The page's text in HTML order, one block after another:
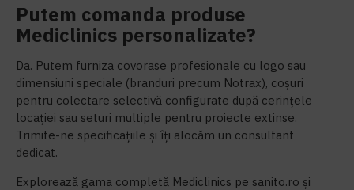
Putem comanda produse
Mediclinics personalizate?
Da. Putem furniza covorase profesionale cu logo sau
dimensiuni speciale (branduri precum Notrax), coșuri
pentru colectare selectivă configurate după cerințele
locației sau seturi multiple pentru proiecte extinse.
Trimite-ne specificațiile și îți alocăm un consultant
dedicat.
Explorează gama completă Mediclinics pe sanito.ro și